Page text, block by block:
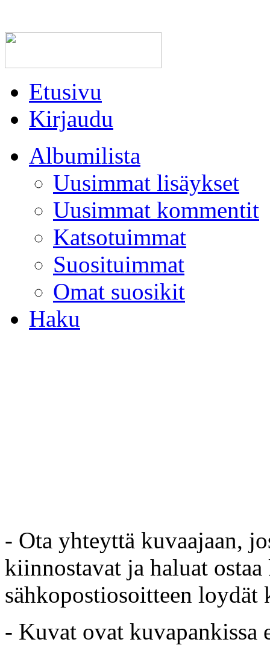
Etusivu
Kirjaudu
Albumilista
Uusimmat lisäykset
Uusimmat kommentit
Katsotuimmat
Suosituimmat
Omat suosikit
Haku
- Ota yhteyttä kuvaajaan,
kiinnostavat ja haluat
sähkopostiosoitteen loydät
- Kuvat ovat kuvapankissa